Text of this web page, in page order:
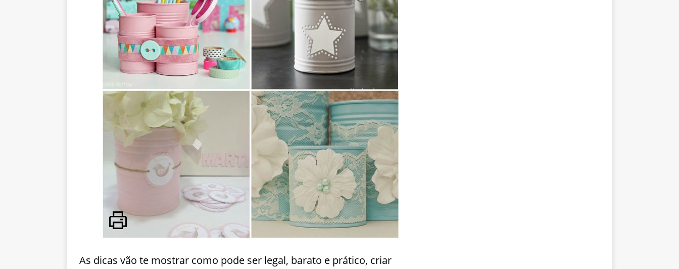
As dicas vão te mostrar como pode ser legal, barato e prático, criar